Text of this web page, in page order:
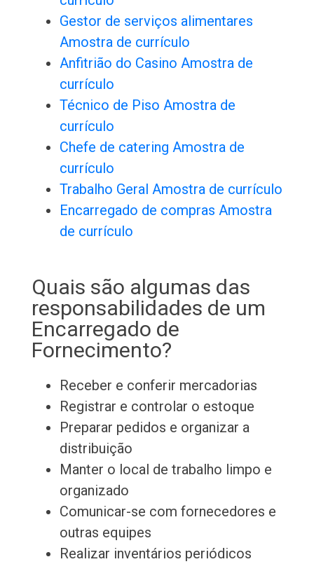
Gestor de serviços alimentares
Amostra de currículo
Anfitrião do Casino Amostra de
currículo
Técnico de Piso Amostra de
currículo
Chefe de catering Amostra de
currículo
Trabalho Geral Amostra de currículo
Encarregado de compras Amostra
de currículo
Quais são algumas das
responsabilidades de um
Encarregado de
Fornecimento?
Receber e conferir mercadorias
Registrar e controlar o estoque
Preparar pedidos e organizar a
distribuição
Manter o local de trabalho limpo e
organizado
Comunicar-se com fornecedores e
outras equipes
Realizar inventários periódicos